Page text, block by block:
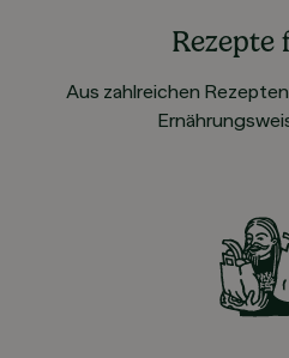
Rezepte
Aus zahlreichen